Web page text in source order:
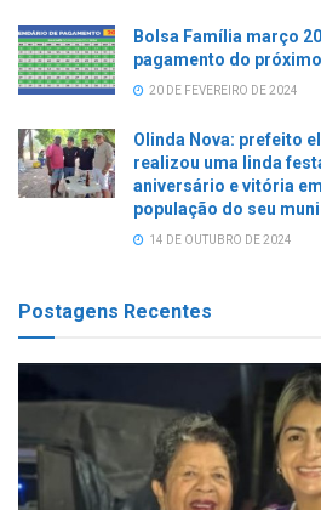
Bolsa Família março
pagamento do
20 DE FEVEREIRO DE 2024
Olinda Nova: prefeito
realizou uma linda
aniversário e vitória
população do seu
14 DE OUTUBRO DE 2024
Postagens Recentes